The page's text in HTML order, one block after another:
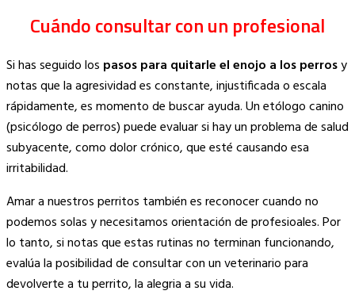
Cuándo consultar con un profesional
Si has seguido los pasos para quitarle el enojo a los perrosy
notas que la agresividad es constante, injustificada o escala
rápidamente, es momento de buscar ayuda. Un etólogo canino
(psicólogo de perros) puede evaluar si hay un problema de salud
subyacente, como dolor crónico, que esté causando esa
irritabilidad.
Amar a nuestros perritos también es reconocer cuando no
podemos solas y necesitamos orientación de profesioales. Por
lo tanto, si notas que estas rutinas no terminan funcionando,
evalúa la posibilidad de consultar con un veterinario para
devolverte a tu perrito, la alegria a su vida.